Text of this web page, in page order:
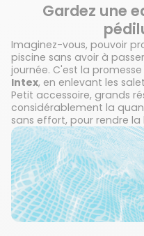
Gardez une
Imaginez-vous, pouvoir
piscine sans avoir à
journée. C'est la
Intex, en enlevant les
Petit accessoire, grands
considérablement la
sans effort, pour rendre